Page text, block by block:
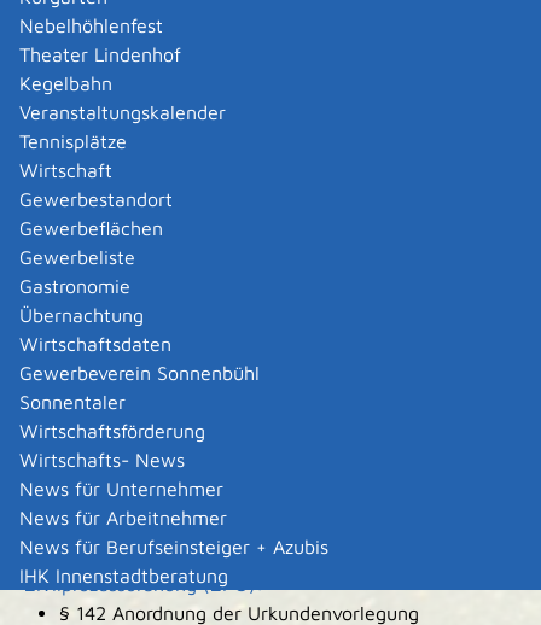
Nebelhöhlenfest
Theater Lindenhof
Kegelbahn
Veranstaltungskalender
Tennisplätze
Wirtschaft
Gewerbestandort
Gewerbeflächen
Gewerbeliste
Gastronomie
Übernachtung
Wirtschaftsdaten
Gewerbeverein Sonnenbühl
Sonnentaler
Wirtschaftsförderung
Wirtschafts- News
News für Unternehmer
News für Arbeitnehmer
News für Berufseinsteiger + Azubis
IHK Innenstadtberatung
Daten in der bundesweiten Dolmetscher- und
Übersetzerdatenbank (DÜD)
Sind Sie mit der Veröffentlichung Ihrer Daten
insgesamt oder nur in Teilen nicht einverstanden,
können Sie eine entsprechende Erklärung abgeben.
Kosten
Eintragung eines vorübergehend tätigen Dolmetschers
oder Urkundenübersetzers: EUR 25,00
Bearbeitungsdauer
Sobald Sie alle Unterlagen vollständig eingereicht
haben, wird Ihr Antrag innerhalb von 3 Monaten
bearbeitet.
Hinweise
keine
Rechtsgrundlage
Zivilprozessordnung (ZPO):
§ 142 Anordnung der Urkundenvorlegung